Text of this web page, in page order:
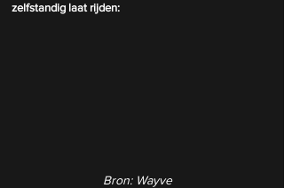
zelfstandig laat rijden:
Bron: Wayve